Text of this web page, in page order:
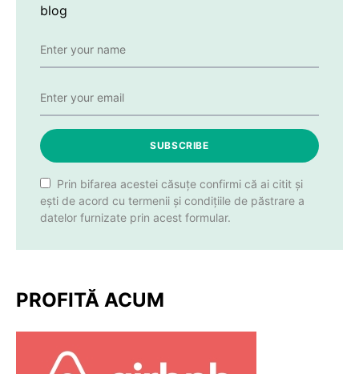
blog
SUBSCRIBE
Prin bifarea acestei căsuțe confirmi că ai citit și
ești de acord cu termenii și condițiile de păstrare a
datelor furnizate prin acest formular.
PROFITĂ ACUM